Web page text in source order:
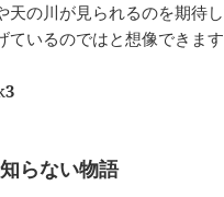
天の川が見られるのを期待
ているのではと想像できま
3
らない物語